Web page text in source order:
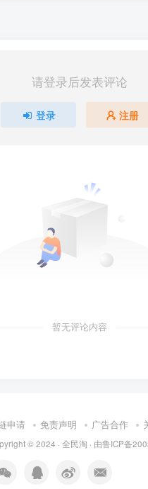
请登录后发表评论
登录 注册
暂无评论内容
申请 免责声明 广告合作
© 2024 · 全民淘 · 由鲁ICP备